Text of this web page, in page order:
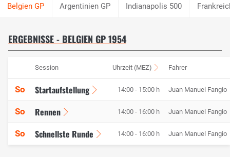
Argentinien GP Indianapolis 500
ERGEBNISSE - BELGIEN GP 1954
Session Uhrzeit (MEZ) Fahrer
So Startaufstellung 14:00 - 15:00 h Juan Manuel Fangio
So Rennen 14:00 - 16:00 h Juan Manuel Fangio
So Schnellste Runde 14:00 - 16:00 h Juan Manuel Fangio